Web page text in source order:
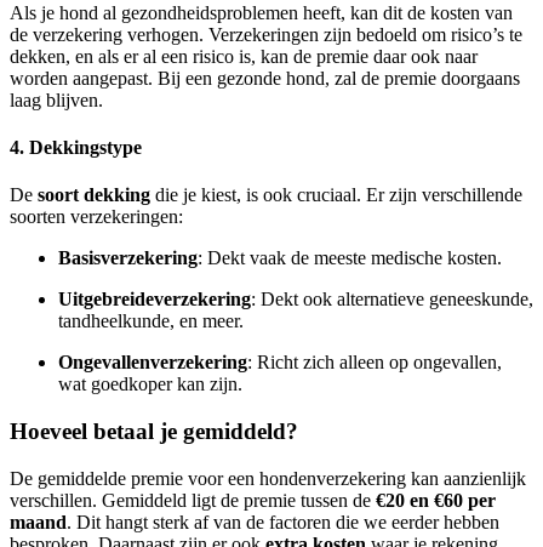
Als je hond al gezondheidsproblemen heeft, kan dit de kosten van
de verzekering verhogen. Verzekeringen zijn bedoeld om risico’s te
dekken, en als er al een risico is, kan de premie daar ook naar
worden aangepast. Bij een gezonde hond, zal de premie doorgaans
laag blijven.
4. Dekkingstype
De soort dekking die je kiest, is ook cruciaal. Er zijn verschillende
soorten verzekeringen:
Basisverzekering: Dekt vaak de meeste medische kosten.
Uitgebreideverzekering: Dekt ook alternatieve geneeskunde,
tandheelkunde, en meer.
Ongevallenverzekering: Richt zich alleen op ongevallen,
wat goedkoper kan zijn.
Hoeveel betaal je gemiddeld?
De gemiddelde premie voor een hondenverzekering kan aanzienlijk
verschillen. Gemiddeld ligt de premie tussen de €20 en €60 per
maand. Dit hangt sterk af van de factoren die we eerder hebben